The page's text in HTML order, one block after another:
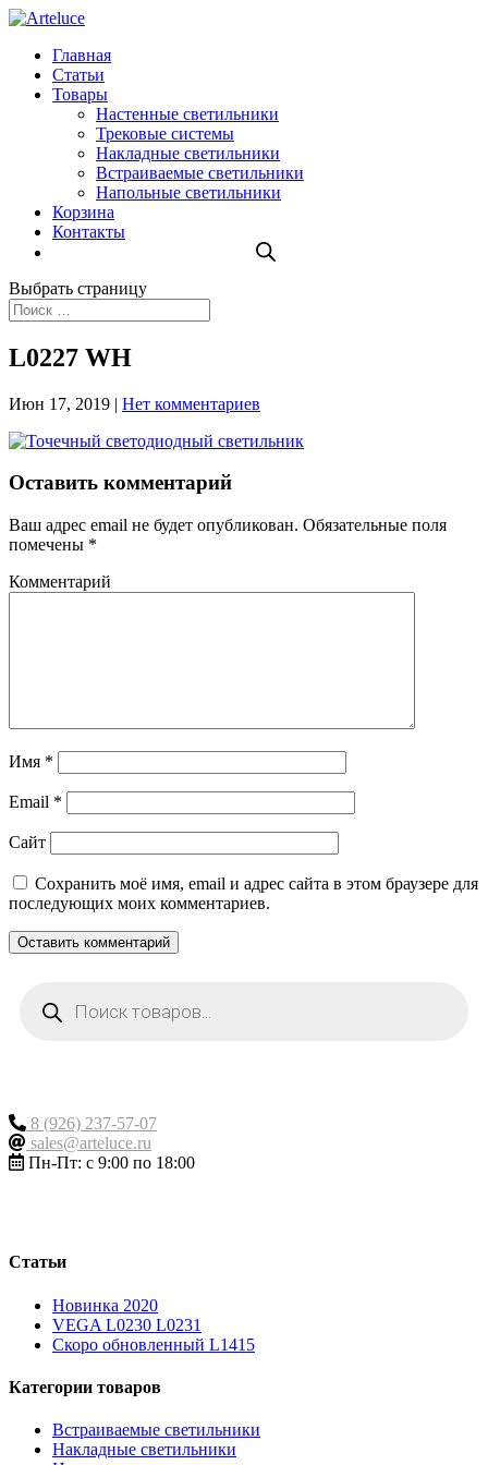
Главная
Статьи
Товары
Настенные светильники
Трековые системы
Накладные светильники
Встраиваемые светильники
Напольные светильники
Корзина
Контакты
Выбрать страницу
L0227 WH
Июн 17, 2019 | Нет комментариев
Оставить комментарий
Ваш адрес email не будет опубликован. Обязательные поля
помечены *
Комментарий
Имя *
Email *
Сайт
Сохранить моё имя, email и адрес сайта в этом браузере для
последующих моих комментариев.
товаров
8 (926) 237-57-07
sales@arteluce.ru
Пн-Пт: с 9:00 по 18:00
Статьи
Новинка 2020
VEGA L0230 L0231
Скоро обновленный L1415
Категории товаров
Встраиваемые светильники
Накладные светильники